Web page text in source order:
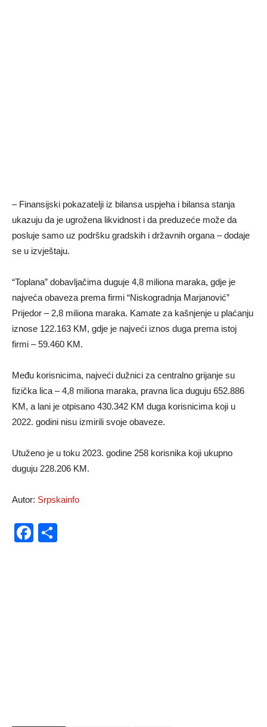
– Finansijski pokazatelji iz bilansa uspjeha i bilansa stanja
ukazuju da je ugrožena likvidnost i da preduzeće može da
posluje samo uz podršku gradskih i državnih organa – dodaje
se u izvještaju.
“Toplana” dobavljačima duguje 4,8 miliona maraka, gdje je
najveća obaveza prema firmi “Niskogradnja Marjanović”
Prijedor – 2,8 miliona maraka. Kamate za kašnjenje u plaćanju
iznose 122.163 KM, gdje je najveći iznos duga prema istoj
firmi – 59.460 KM.
Među korisnicima, najveći dužnici za centralno grijanje su
fizička lica – 4,8 miliona maraka, pravna lica duguju 652.886
KM, a lani je otpisano 430.342 KM duga korisnicima koji u
2022. godini nisu izmirili svoje obaveze.
Utuženo je u toku 2023. godine 258 korisnika koji ukupno
duguju 228.206 KM.
Autor: Srpskainfo
Facebook